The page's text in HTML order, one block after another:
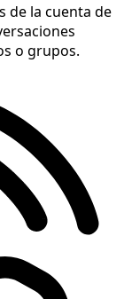
de la cuenta de
o grupos.